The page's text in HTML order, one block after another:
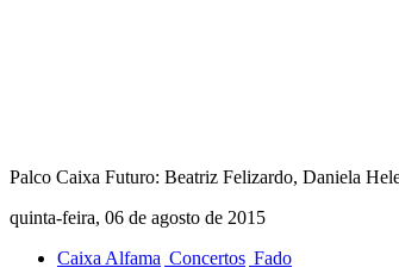
Palco Caixa Futuro: Beatriz Felizardo, Daniela
quinta-feira, 06 de agosto de 2015
Caixa Alfama Concertos Fado